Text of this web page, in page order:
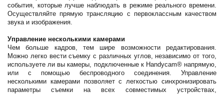
события, которые лучше наблюдать в режиме реального времени.
Осуществляйте прямую трансляцию с первоклассным качеством
звука и изображения.
Управление несколькими камерами
Чем больше кадров, тем шире возможности редактирования.
Можно легко вести съемку с различных углов, независимо от того,
используете ли вы камеры, подключенные к Handycam® напрямую,
или с помощью беспроводного соединения. Управление
несколькими камерами позволяет с легкостью синхронизировать
параметры съемки на всех совместимых устройствах,